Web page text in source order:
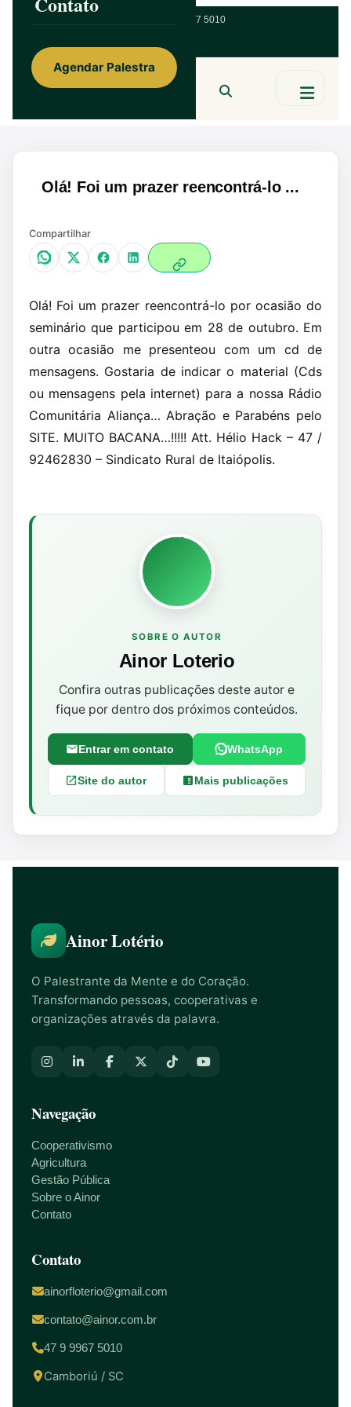
47 9 9967 5010
Ainor Lotério
Agendar Palestra
Olá! Foi um prazer reencontrá-lo ...
Compartilhar
Olá! Foi um prazer reencontrá-lo por ocasião do
seminário que participou em 28 de outubro. Em
outra ocasião me presenteou com um cd de
mensagens. Gostaria de indicar o material (Cds
ou mensagens pela internet) para a nossa Rádio
Comunitária Aliança… Abração e Parabéns pelo
SITE. MUITO BACANA…!!!!! Att. Hélio Hack – 47 /
92462830 – Sindicato Rural de Itaiópolis.
SOBRE O AUTOR
Ainor Loterio
Confira outras publicações deste autor e
fique por dentro dos próximos conteúdos.
Entrar em contato WhatsApp
Site do autor Mais publicações
Ainor Lotério
O Palestrante da Mente e do Coração.
Transformando pessoas, cooperativas e
organizações através da palavra.
Navegação
Cooperativismo
Agricultura
Gestão Pública
Sobre o Ainor
Contato
Contato
ainorfloterio@gmail.com
contato@ainor.com.br
47 9 9967 5010
Camboriú / SC